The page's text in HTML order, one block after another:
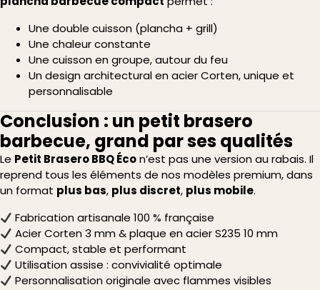
Une double cuisson (plancha + grill)
Une chaleur constante
Une cuisson en groupe, autour du feu
Un design architectural en acier Corten, unique et
personnalisable
Conclusion : un petit brasero
barbecue, grand par ses qualités
Le Petit Brasero BBQ Écon’est pas une version au rabais. Il
reprend tous les éléments de nos modèles premium, dans
un format plus bas, plus discret, plus mobile.
Fabrication artisanale 100 % française
Acier Corten 3 mm & plaque en acier S235 10 mm
Compact, stable et performant
Utilisation assise : convivialité optimale
Personnalisation originale avec flammes visibles